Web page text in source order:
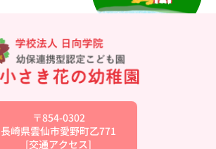
〒854-0302
長崎県雲仙市愛野町乙771
[交通アクセス]